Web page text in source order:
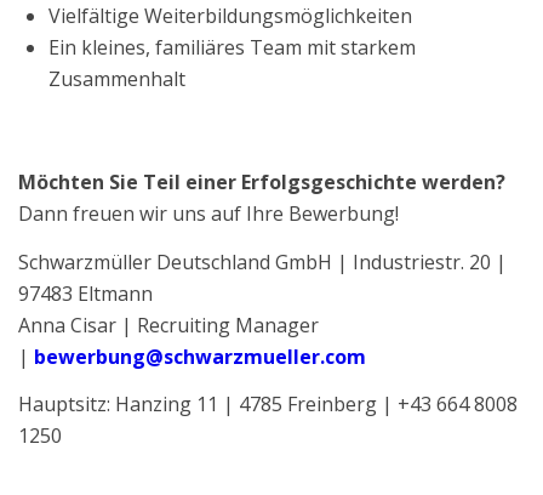
Vielfältige Weiterbildungsmöglichkeiten
Ein kleines, familiäres Team mit starkem
Zusammenhalt
Möchten Sie Teil einer Erfolgsgeschichte werden?
Dann freuen wir uns auf Ihre Bewerbung!
Schwarzmüller Deutschland GmbH | Industriestr. 20 |
97483 Eltmann
Anna Cisar | Recruiting Manager
| bewerbung@schwarzmueller.com
Hauptsitz: Hanzing 11 | 4785 Freinberg | +43 664 8008
1250